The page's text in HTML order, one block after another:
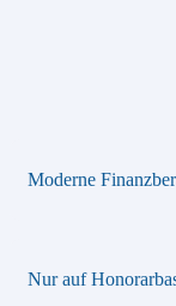
Moderne
Nur auf